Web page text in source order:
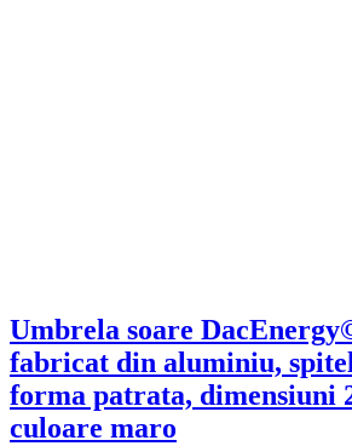
Umbrela soare
fabricat din aluminiu,
forma patrata, dimensiuni
culoare maro